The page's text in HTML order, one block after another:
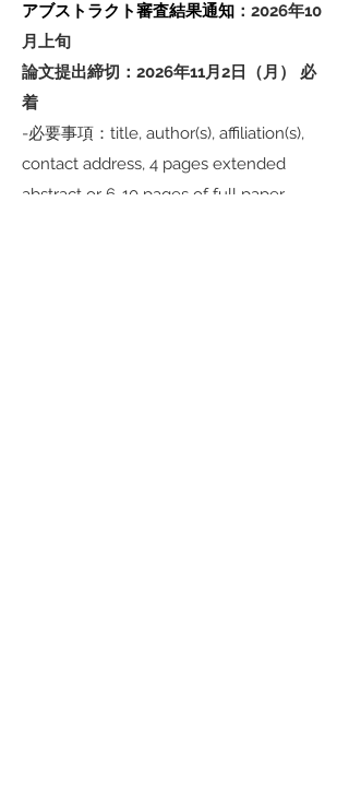
アブストラクト審査結果通知 ：2026年10
月上旬
論文提出締切：2026年11月2日（月） 必
着
-必要事項：title, author(s), affiliation(s),
contact address, 4 pages extended
abstract or 6-10 pages of full paper